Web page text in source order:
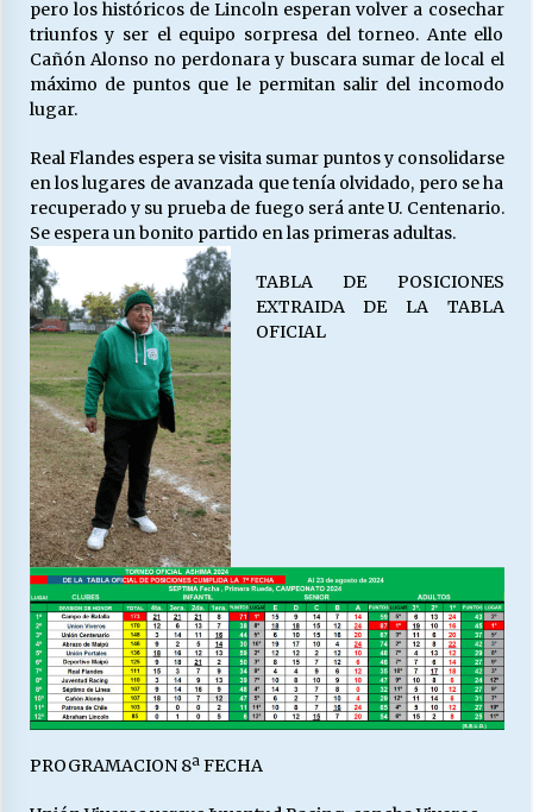
pero los históricos de Lincoln esperan volver a cosechar
triunfos y ser el equipo sorpresa del torneo. Ante ello
Cañón Alonso no perdonara y buscara sumar de local el
máximo de puntos que le permitan salir del incomodo
lugar.
Real Flandes espera se visita sumar puntos y consolidarse
en los lugares de avanzada que tenía olvidado, pero se ha
recuperado y su prueba de fuego será ante U. Centenario.
Se espera un bonito partido en las primeras adultas.
TABLA DE POSICIONES
EXTRAIDA DE LA TABLA
OFICIAL
PROGRAMACION 8ª FECHA